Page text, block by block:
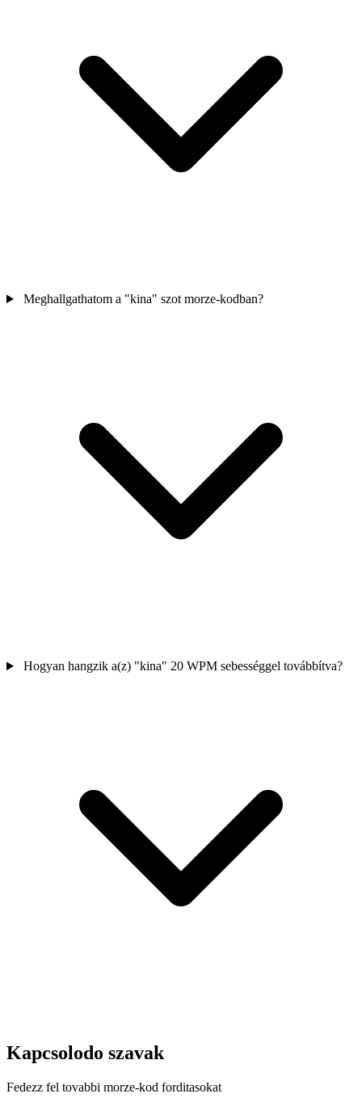
Meghallgathatom a "kina" szot morze-kodban?
Hogyan hangzik a(z) "kina" 20 WPM sebességgel továbbítva?
Kapcsolodo szavak
Fedezz fel tovabbi morze-kod forditasokat